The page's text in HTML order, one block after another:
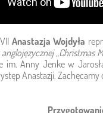
Anastazja Wojdyła
„Christmas
im. Anny Jenke w
Anastazji.